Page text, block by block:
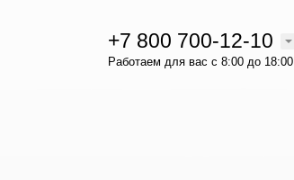
+7 800 700-12-10
Работаем для вас с 8:00 до 18:00